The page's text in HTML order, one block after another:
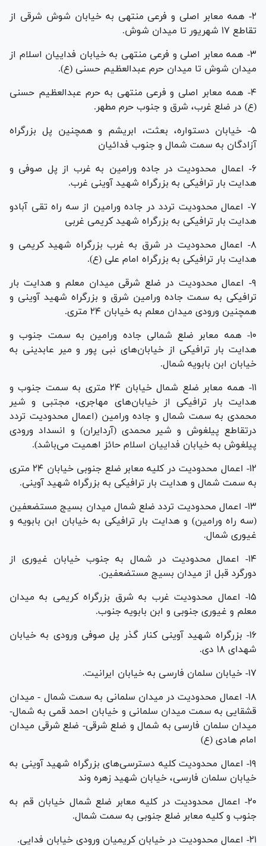
۲- همه معابر اصلی و فرعی منتهی به خیابان شوش شرقی از
تقاطع ۱۷ شهریور تا میدان شوش.
۳- همه معابر اصلی و فرعی منتهی به خیابان فداییان اسلام از
میدان شوش تا میدان حرم عبدالعظیم حسنی (ع).
۴- همه معابر اصلی و فرعی منتهی به حرم عبدالعظیم حسنی
(ع) در ضلع غرب، شرق و جنوب حرم مطهر.
۵- خیابان دستواره، بعثت، ابریشم و همچنین پل بزرگراه
آزادگان به سمت شمال و جنوب فدائیان
۶- اعمال محدودیت در جاده ورامین به غرب از پل صوفی و
هدایت بار ترافیکی به بزرگراه شهید آوینی غرب.
۷- اعمال محدودیت تردد در جاده ورامین از سه راه تقی آبادو
هدایت بار ترافیکی به بزرگراه شهید کریمی غربی
۸- اعمال محدودیت در شرق به غرب بزرگراه شهید کریمی و
هدایت بار ترافیکی به بزرگراه امام علی (ع).
۹- اعمال محدودیت در ضلع شرقی میدان معلم و هدایت بار
ترافیکی به سمت جاده ورامین شرق و بزرگراه شهید آوینی و
همچنین ورودی میدان معلم به خیابان ۲۴ متری.
۱۰- همه معابر ضلع شمالی جاده ورامین به سمت جنوب و
هدایت بار ترافیکی از خیابان‌های نبی پور و میر عابدینی به
خیابان ابن بابویه شمال.
۱۱- همه معابر ضلع شمال خیابان ۲۴ متری به سمت جنوب و
هدایت بار ترافیکی از خیابان‌های مهاجری، مجتبی و شیر
محمدی به سمت شمال و جاده ورامین (اعمال محدودیت تردد
درتقاطع پیلغوش و شیر محمدی (آردایران) و انسداد ورودی
پیلغوش به خیابان فداییان اسلام حائز اهمیت می‌باشد).
۱۲- اعمال محدودیت در کلیه معابر ضلع جنوبی خیابان ۲۴ متری
به سمت شمال و هدایت بار ترافیکی به بزرگراه شهید آوینی.
۱۳- اعمال محدودیت تردد ضلع شمال میدان بسیج مستضعفین
(سه راه ورامین) و هدایت بار ترافیکی به خیابان ابن بابویه و
غیوری شمال.
۱۴- اعمال محدودیت در شمال به جنوب خیابان غیوری از
دورگرد قبل از میدان بسیج مستضعفین.
۱۵- اعمال محدودیت غرب به شرق بزرگراه کریمی به میدان
معلم و غیوری جنوبی و ابن بابویه جنوب.
۱۶- بزرگراه شهید آوینی کنار گذر پل صوفی ورودی به خیابان
شهدای ۱۸ دی.
۱۷- خیابان سلمان فارسی به خیابان ایرانیت.
۱۸- اعمال محدودیت در میدان سلمانی به سمت شمال - میدان
قشقایی به سمت میدان سلمانی و خیابان احمد قمی به شمال-
میدان سلمان فارسی به شمال و ضلع شرقی- ضلع شرقی میدان
امام هادی (ع)
۱۹- اعمال محدودیت کلیه دسترسی‌های بزرگراه شهید آوینی به
خیابان سلمان فارسی، خیابان شهید زهره وند
۲۰- اعمال محدودیت در کلیه معابر ضلع شمال خیابان قم به
جنوب و کلیه معابر ضلع جنوبی به سمت شمال.
۲۱- اعمال محدودیت در خیابان کریمیان ورودی خیابان فدایی.